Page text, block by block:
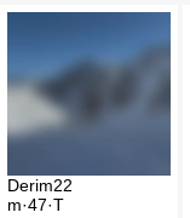
Derim22
m·47·T